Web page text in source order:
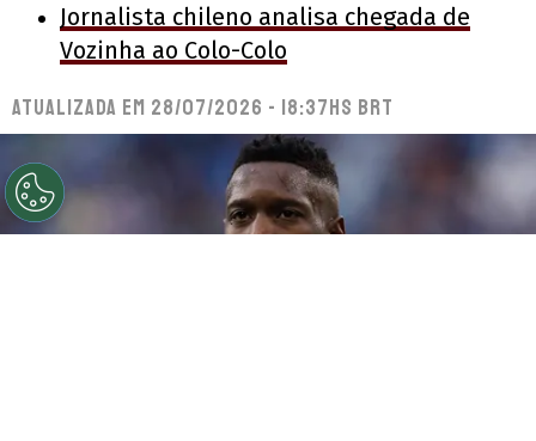
Jornalista chileno analisa chegada de
Vozinha ao Colo-Colo
Atualizada em 28/07/2026 - 18:37hs BRT